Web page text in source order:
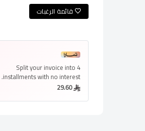
قائمة الرغبات
Split your invoice into 4
installmentswith no interest.
29.60